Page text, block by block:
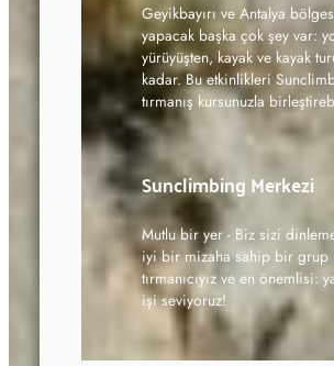
Geyikbayırı ve Antalya
yapacak başka çok şey var:
yürüyüşten, kayak ve kayak
kadar. Bu etkinlikleri
tırmanış kursunuzla
Sunclimbing Merkezi
Mutlu bir yer - Biz sizi
iyi bir mizaha sahip bir grup
tırmanıcıyız ve en önemlisi:
işi seviyoruz!